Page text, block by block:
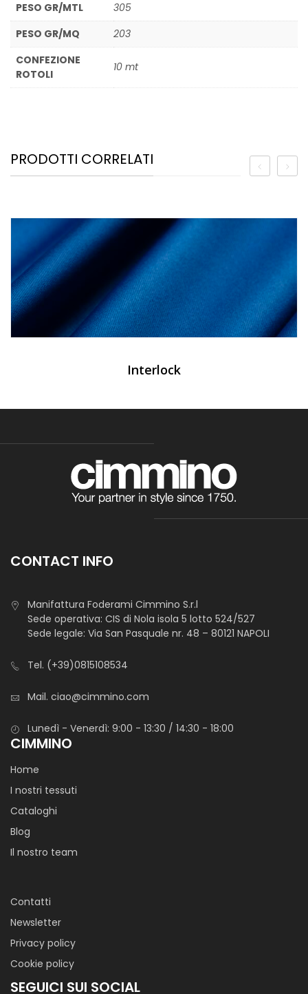
PESO GR/MTL
305
PESO GR/MQ
203
CONFEZIONE
ROTOLI
10 mt
PRODOTTI CORRELATI
Interlock
CONTACT INFO
Manifattura Foderami Cimmino S.r.l
Sede operativa: CIS di Nola isola 5 lotto 524/527
Sede legale: Via San Pasquale nr. 48 – 80121 NAPOLI
Tel. (+39)0815108534
Mail. ciao@cimmino.com
Lunedì - Venerdì: 9:00 - 13:30 / 14:30 - 18:00
CIMMINO
Home
I nostri tessuti
Cataloghi
Blog
Il nostro team
Contatti
Newsletter
Privacy policy
Cookie policy
SEGUICI SUI SOCIAL